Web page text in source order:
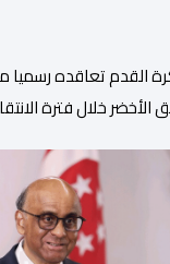
القدم تعاقده
خلال فترة
للرجاء لتقديم
المقبلة. ​وجاء هذا
[…]